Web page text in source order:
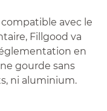
compatible avec le
Fillgood va
en
gourde sans
ni aluminium.